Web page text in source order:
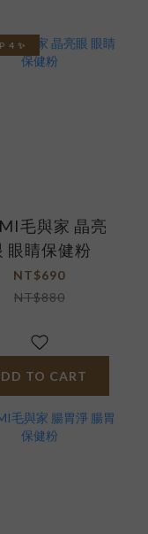
4 ✨
毛與家 晶亮
眼睛保健粉
NT$690
NT$880
TO CART